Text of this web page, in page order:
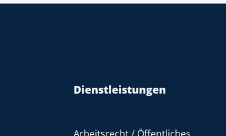
Dienstleistungen